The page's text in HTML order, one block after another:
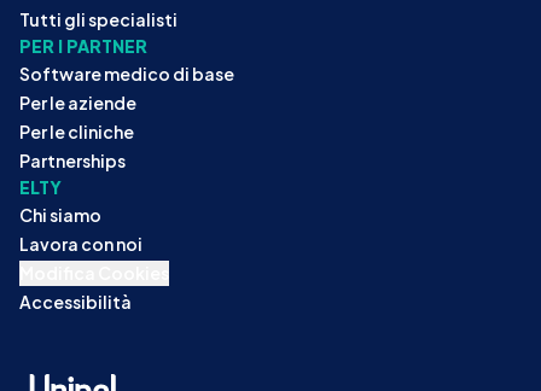
Tutti gli specialisti
PER I PARTNER
Software medico di base
Per le aziende
Per le cliniche
Partnerships
ELTY
Chi siamo
Lavora con noi
Accessibilità